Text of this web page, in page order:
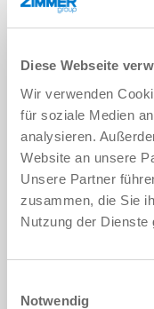
Diese Webseite
Wir verwenden
für soziale Medien
analysieren.
Website an unsere
Unsere Partner
zusammen, die Sie
Nutzung der Dienste
Notwendig